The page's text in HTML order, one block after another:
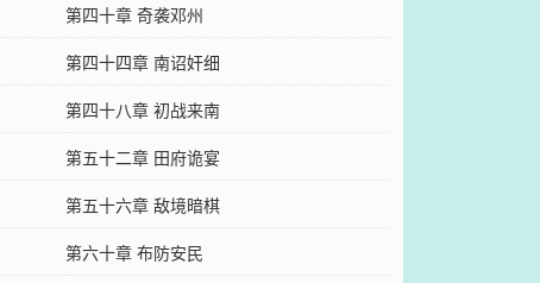
第四十章 奇袭邓州
第四十四章 南诏奸细
第四十八章 初战来南
第五十二章 田府诡宴
第五十六章 敌境暗棋
第六十章 布防安民